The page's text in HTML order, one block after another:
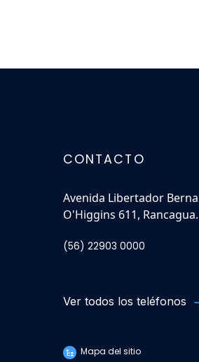
CONTACTO
Avenida Libertador
O'Higgins 611, Rancagua.
(56) 22903 0000
Ver todos los teléfonos
Mapa del sitio